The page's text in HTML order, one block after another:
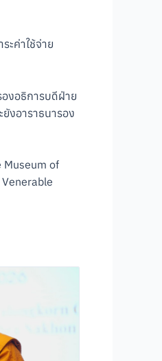
ะค่าใช้จ่าย
งอธิการบดีฝ่าย
งอาราธนารอง
Museum of